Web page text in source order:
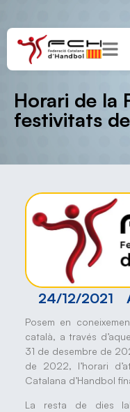
Horari de la
festivitats
24/12/2021
Posem en
català, a través
31 de desembre de
de 2022, l’horari
Catalana d’Handbol
La resta de dies